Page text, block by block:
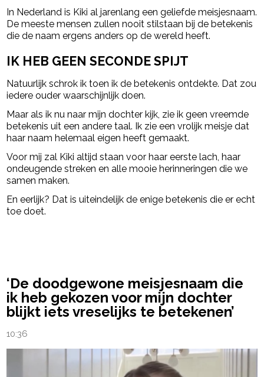
In Nederland is Kiki al jarenlang een geliefde meisjesnaam.
De meeste mensen zullen nooit stilstaan bij de betekenis
die de naam ergens anders op de wereld heeft.
IK HEB GEEN SECONDE SPIJT
Natuurlijk schrok ik toen ik de betekenis ontdekte. Dat zou
iedere ouder waarschijnlijk doen.
Maar als ik nu naar mijn dochter kijk, zie ik geen vreemde
betekenis uit een andere taal. Ik zie een vrolijk meisje dat
haar naam helemaal eigen heeft gemaakt.
Voor mij zal Kiki altijd staan voor haar eerste lach, haar
ondeugende streken en alle mooie herinneringen die we
samen maken.
En eerlijk? Dat is uiteindelijk de enige betekenis die er echt
toe doet.
‘De doodgewone meisjesnaam die
ik heb gekozen voor mijn dochter
blijkt iets vreselijks te betekenen’
10:36